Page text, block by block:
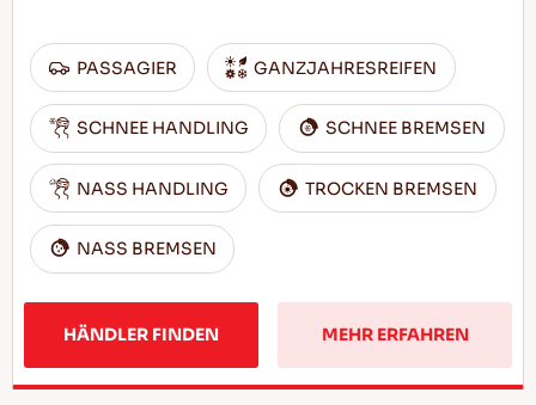
PASSAGIER GANZJAHRESREIFEN
SCHNEE HANDLING SCHNEE BREMSEN
NASS HANDLING TROCKEN BREMSEN
NASS BREMSEN
HÄNDLER FINDEN MEHR ERFAHREN